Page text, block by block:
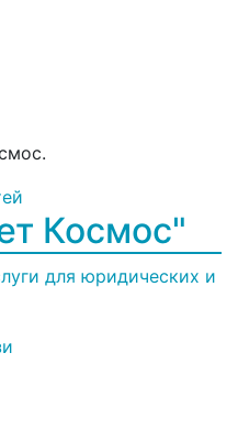
Космос"
для юридических и